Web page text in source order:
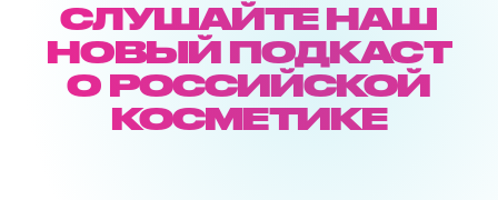
СЛУШАЙТЕ НАШ
НОВЫЙ ПОДКАСТ
О РОССИЙСКОЙ
КОСМЕТИКЕ